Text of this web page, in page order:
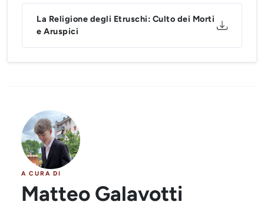
La Religione degli Etruschi: Culto dei Morti
e Aruspici
A CURA DI
Matteo Galavotti